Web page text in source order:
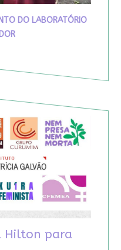
DO LABORATÓRIO
Hilton para